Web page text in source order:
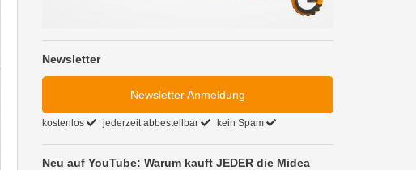
Newsletter
Newsletter Anmeldung
kostenlos jederzeit abbestellbar kein Spam
Neu auf YouTube: Warum kauft JEDER die Midea